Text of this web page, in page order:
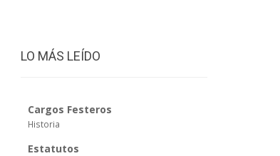
LO MÁS LEÍDO
Cargos Festeros
Historia
Estatutos